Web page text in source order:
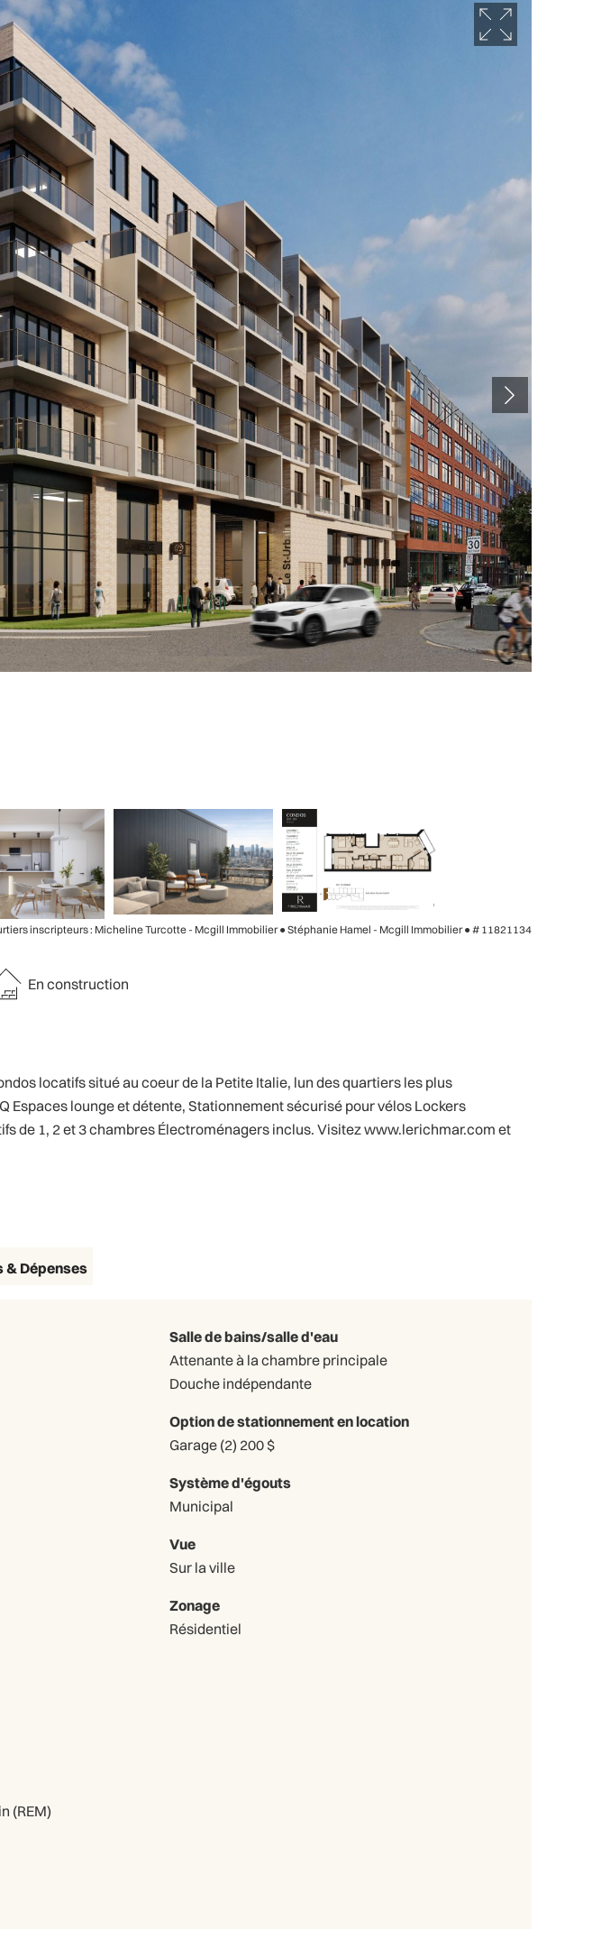
inscripteurs : Micheline Turcotte - Mcgill Immobilier ● Stéphanie Hamel - Mcgill Immobilier ●# 11821134
En construction
locatifs situé au coeur de la Petite Italie, lun des quartiers les plus
Espaces lounge et détente, Stationnement sécurisé pour vélos Lockers
de 1, 2 et 3 chambres Électroménagers inclus. Visitez www.lerichmar.com et
& Dépenses
(REM)
Salle de bains/salle d'eau
Attenante à la chambre principale
Douche indépendante
Option de stationnement en location
Garage (2) 200 $
Système d'égouts
Municipal
Vue
Sur la ville
Zonage
Résidentiel